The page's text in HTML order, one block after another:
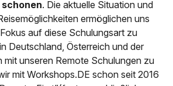
. Die aktuelle Situation und
ermöglichen uns
auf diese Schulungsart zu
Deutschland, Österreich und der
mit unseren Remote Schulungen zu
mit Workshops.DE schon seit 2016